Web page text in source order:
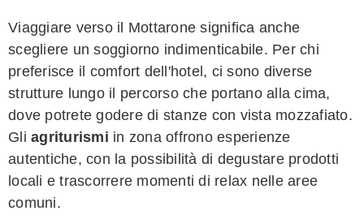
Viaggiare verso il Mottarone significa anche
scegliere un soggiorno indimenticabile. Per chi
preferisce il comfort dell'hotel, ci sono diverse
strutture lungo il percorso che portano alla cima,
dove potrete godere di stanze con vista mozzafiato.
Gli agriturismi in zona offrono esperienze
autentiche, con la possibilità di degustare prodotti
locali e trascorrere momenti di relax nelle aree
comuni.